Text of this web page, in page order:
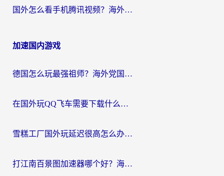
国外怎么看手机腾讯视频？海外党亲测有效的追剧加速器选择指南
加速国内游戏
德国怎么玩最强祖师？海外党国服游戏加速器选择全攻略（附宝可梦Online实测）
在国外玩QQ飞车需要下载什么加速器呢？海外党亲测有效的国服游戏加速指南
雪糕工厂国外玩延迟很高怎么办？海外玩家国服游戏加速终极攻略（附实测推荐）
打江南百景图加速器哪个好？海外党踩坑N次后，终于找到不卡的秘诀